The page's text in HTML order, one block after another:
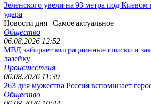
Зеленского увели на 93 метра под Киевом
удара
Новости дня | Самое актуальное
Общество
06.08.2026 12:52
МВД забирает миграционные списки и
лазейку
Происшествия
06.08.2026 11:39
263 дня мужества Россия вспоминает
Общество